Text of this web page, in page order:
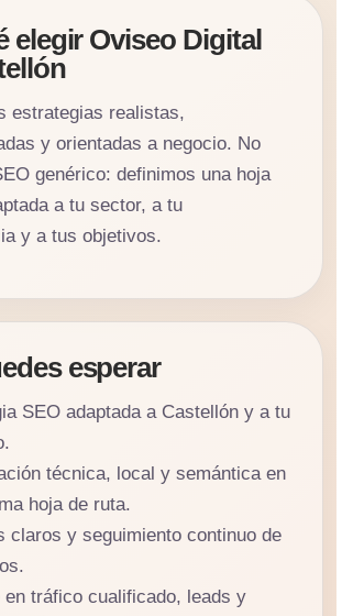
elegir Oviseo Digital
estrategias realistas,
y orientadas a negocio. No
genérico: definimos una hoja
a tu sector, a tu
y a tus objetivos.
esperar
SEO adaptada a Castellón y a tu
técnica, local y semántica en
hoja de ruta.
claros y seguimiento continuo de
en tráfico cualificado, leads y